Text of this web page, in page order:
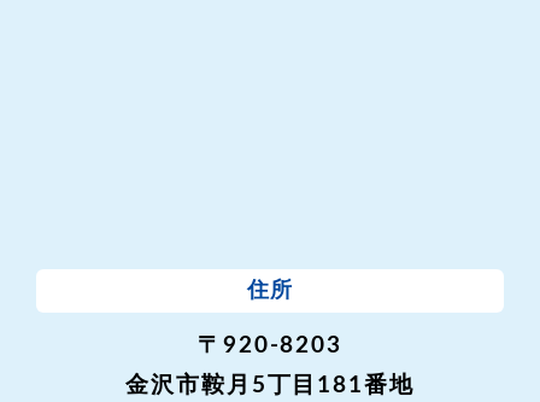
住所
〒920-8203
金沢市鞍月5丁目181番地